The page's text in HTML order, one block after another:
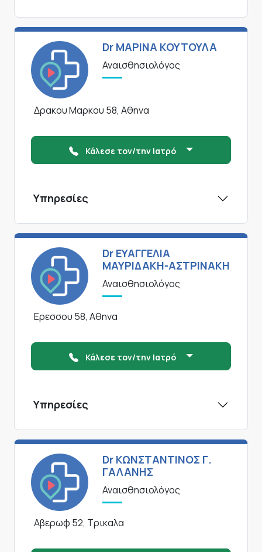
Dr ΜΑΡΙΝΑ ΚΟΥΤΟΥΛΑ
Αναισθησιολόγος
Δρακου Μαρκου 58, Αθηνα
Κάλεσε τον/την Ιατρό
Υπηρεσίες
Dr ΕΥΑΓΓΕΛΙΑ
ΜΑΥΡΙΔΑΚΗ-ΑΣΤΡΙΝΑΚΗ
Αναισθησιολόγος
Ερεσσου 58, Αθηνα
Κάλεσε τον/την Ιατρό
Υπηρεσίες
Dr ΚΩΝΣΤΑΝΤΙΝΟΣ Γ.
ΓΑΛΑΝΗΣ
Αναισθησιολόγος
Αβερωφ 52, Τρικαλα